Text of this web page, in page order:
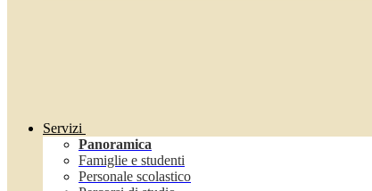
Servizi
Panoramica
Famiglie e studenti
Personale scolastico